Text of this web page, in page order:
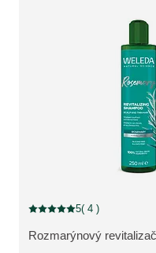
ZOBRAZIT PRODUKT:
Rozmarýnový
Aktuální hodnocení: 5 z 5
5( 4 )